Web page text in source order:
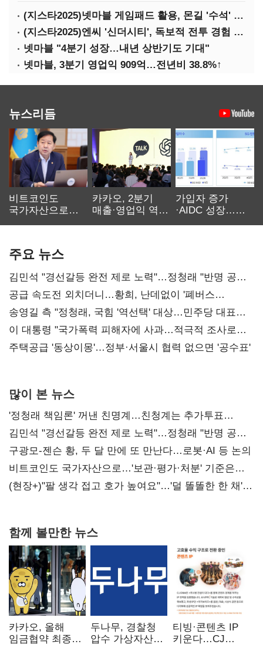
(지스타2025)넷마블 게임패드 활용, 몬길 '수석' 7대죄 '차석'
(지스타2025)엔씨 '신더시티', 독보적 전투 경험 필요
넷마블 "4분기 성장…내년 상반기도 기대"
넷마블, 3분기 영업익 909억…전년비 38.8%↑
뉴스리듬
비트코인도
국가자산으로…'
카카오, 2분기
매출·영업익 역대
가입자 증가
·AIDC 성장…
주요 뉴스
김민석 "경선갈등 완전 제로 노력"…정청래 "반명 공세
사과부터"
공급 속도전 외치더니…황희, 난데없이 '폐버스
리모델링' 제안
송영길 측 "정청래, 국힘 '역선택' 대상…민주당 대표로
총선 지휘 못해"
이 대통령 "국가폭력 피해자에 사과…적극적 조사로
진실 밝혀야"
주택공급 '동상이몽'…정부·서울시 협력 없으면 '공수표'
많이 본 뉴스
'정청래 책임론' 꺼낸 친명계…친청계는 추가투표
때리기
김민석 "경선갈등 완전 제로 노력"…정청래 "반명 공세
사과부터"
구광모-젠슨 황, 두 달 만에 또 만난다…로봇·AI 등 논의
비트코인도 국가자산으로…'보관·평가·처분' 기준은
숙제
(현장+)"팔 생각 접고 호가 높여요"…'덜 똘똘한 한 채'
함께 볼만한 뉴스
카카오, 올해
임금협약 최종
두나무, 경찰청
압수 가상자산
티빙·콘텐츠 IP
키운다…CJ